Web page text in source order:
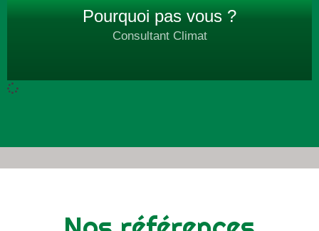
Pourquoi pas vous ?
Consultant Climat